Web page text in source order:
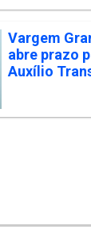
Vargem
abre prazo
Auxílio